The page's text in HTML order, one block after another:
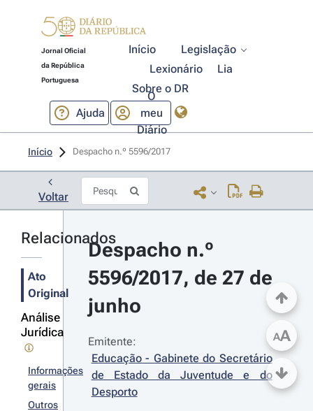
Jornal Oficial
da República
Portuguesa
Início
Legislação
Lexionário
Lia
Sobre o DR
Ajuda
O
meu
Diário
Início Despacho n.º 5596/2017
Voltar
Relacionados
Ato
Original
Análise
Jurídica
Informações
gerais
Outros
Despacho n.º
5596/2017, de 27 de
junho
Emitente:
Educação - Gabinete do Secretário
de Estado da Juventude e do
Desporto
AA